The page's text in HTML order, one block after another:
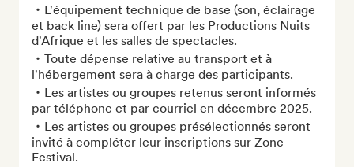
・L'équipement technique de base (son, éclairage
et back line) sera offert par les Productions Nuits
d'Afrique et les salles de spectacles.
・Toute dépense relative au transport et à
l'hébergement sera à charge des participants.
・Les artistes ou groupes retenus seront informés
par téléphone et par courriel en décembre 2025.
・Les artistes ou groupes présélectionnés seront
invité à compléter leur inscriptions sur Zone
Festival.